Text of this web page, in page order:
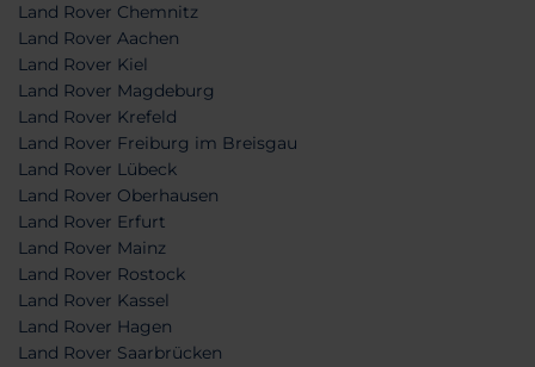
Land Rover Chemnitz
Land Rover Aachen
Land Rover Kiel
Land Rover Magdeburg
Land Rover Krefeld
Land Rover Freiburg im Breisgau
Land Rover Lübeck
Land Rover Oberhausen
Land Rover Erfurt
Land Rover Mainz
Land Rover Rostock
Land Rover Kassel
Land Rover Hagen
Land Rover Saarbrücken